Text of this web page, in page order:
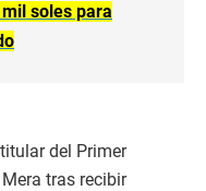
soles para
del Primer
tras recibir